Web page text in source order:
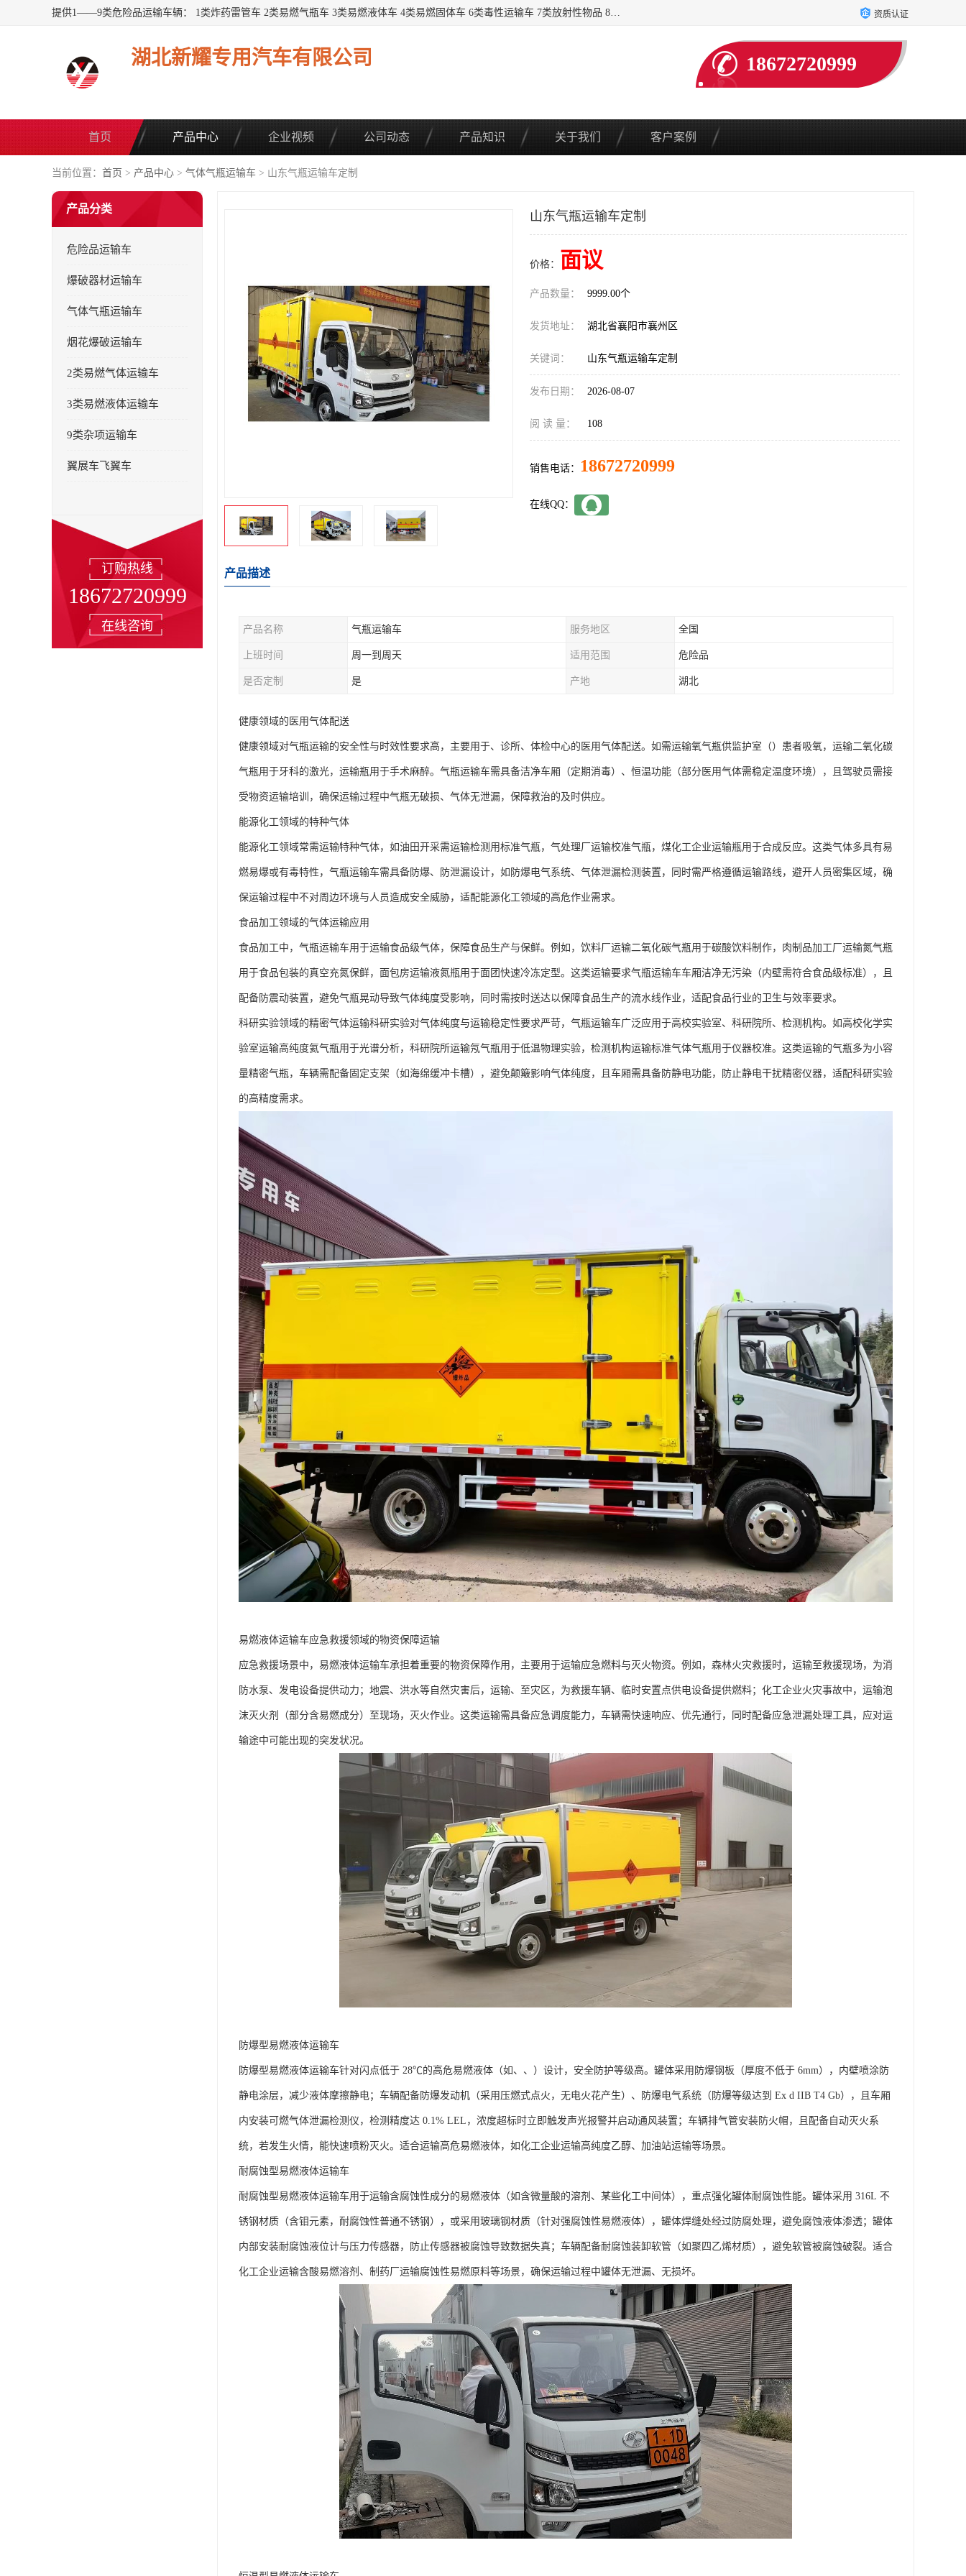
提供1——9类危险品运输车辆： 1类炸药雷管车 2类易燃气瓶车 3类易燃液体车 4类易燃固体车 6类毒性运输车 7类放射性物品 8类腐蚀性物品 9类杂项类物品 各类底盘，品种齐全。厂家直供，品质保证。 公告品种环保齐全，上牌无忧。 全国可送货上门，可分期，可*，可包牌。 详情可咨询: *（微信同号） 资质认证
湖北新耀专用汽车有限公司 18672720999
首页 产品中心 企业视频 公司动态 产品知识 关于我们 客户案例
当前位置： 首页 > 产品中心 > 气体气瓶运输车 > 山东气瓶运输车定制
产品分类
危险品运输车
爆破器材运输车
气体气瓶运输车
烟花爆破运输车
2类易燃气体运输车
3类易燃液体运输车
9类杂项运输车
翼展车飞翼车
订购热线
18672720999
在线咨询
山东气瓶运输车定制
价格： 面议
产品数量： 9999.00个
发货地址： 湖北省襄阳市襄州区
关键词： 山东气瓶运输车定制
发布日期： 2026-08-07
阅 读 量： 108
销售电话： 18672720999
在线QQ：
产品描述
产品名称 气瓶运输车 服务地区 全国
上班时间 周一到周天 适用范围 危险品
是否定制 是 产地 湖北
健康领域的医用气体配送​
健康领域对气瓶运输的安全性与时效性要求高，主要用于、诊所、体检中心的医用气体配送。如需运输氧气瓶供监护室（）患者吸氧，运输二氧化碳
气瓶用于牙科的激光，运输瓶用于手术麻醉。气瓶运输车需具备洁净车厢（定期消毒）、恒温功能（部分医用气体需稳定温度环境），且驾驶员需接
受物资运输培训，确保运输过程中气瓶无破损、气体无泄漏，保障救治的及时供应。​
能源化工领域的特种气体​
能源化工领域常需运输特种气体，如油田开采需运输检测用标准气瓶，气处理厂运输校准气瓶，煤化工企业运输瓶用于合成反应。这类气体多具有易
燃易爆或有毒特性，气瓶运输车需具备防爆、防泄漏设计，如防爆电气系统、气体泄漏检测装置，同时需严格遵循运输路线，避开人员密集区域，确
保运输过程中不对周边环境与人员造成安全威胁，适配能源化工领域的高危作业需求。​
食品加工领域的气体运输应用​
食品加工中，气瓶运输车用于运输食品级气体，保障食品生产与保鲜。例如，饮料厂运输二氧化碳气瓶用于碳酸饮料制作，肉制品加工厂运输氮气瓶
用于食品包装的真空充氮保鲜，面包房运输液氮瓶用于面团快速冷冻定型。这类运输要求气瓶运输车车厢洁净无污染（内壁需符合食品级标准），且
配备防震动装置，避免气瓶晃动导致气体纯度受影响，同时需按时送达以保障食品生产的流水线作业，适配食品行业的卫生与效率要求。​
科研实验领域的精密气体运输​科研实验对气体纯度与运输稳定性要求严苛，气瓶运输车广泛应用于高校实验室、科研院所、检测机构。如高校化学实
验室运输高纯度氦气瓶用于光谱分析，科研院所运输氖气瓶用于低温物理实验，检测机构运输标准气体气瓶用于仪器校准。这类运输的气瓶多为小容
量精密气瓶，车辆需配备固定支架（如海绵缓冲卡槽），避免颠簸影响气体纯度，且车厢需具备防静电功能，防止静电干扰精密仪器，适配科研实验
的高精度需求。​
易燃液体运输车应急救援领域的物资保障运输​
应急救援场景中，易燃液体运输车承担着重要的物资保障作用，主要用于运输应急燃料与灭火物资。例如，森林火灾救援时，运输至救援现场，为消
防水泵、发电设备提供动力；地震、洪水等自然灾害后，运输、至灾区，为救援车辆、临时安置点供电设备提供燃料；化工企业火灾事故中，运输泡
沫灭火剂（部分含易燃成分）至现场，灭火作业。这类运输需具备应急调度能力，车辆需快速响应、优先通行，同时配备应急泄漏处理工具，应对运
输途中可能出现的突发状况。
防爆型易燃液体运输车​
防爆型易燃液体运输车针对闪点低于 28℃的高危易燃液体（如、、）设计，安全防护等级高。罐体采用防爆钢板（厚度不低于 6mm），内壁喷涂防
静电涂层，减少液体摩擦静电；车辆配备防爆发动机（采用压燃式点火，无电火花产生）、防爆电气系统（防爆等级达到 Ex d IIB T4 Gb），且车厢
内安装可燃气体泄漏检测仪，检测精度达 0.1% LEL，浓度超标时立即触发声光报警并启动通风装置；车辆排气管安装防火帽，且配备自动灭火系
统，若发生火情，能快速喷粉灭火。适合运输高危易燃液体，如化工企业运输高纯度乙醇、加油站运输等场景。​
耐腐蚀型易燃液体运输车​
耐腐蚀型易燃液体运输车用于运输含腐蚀性成分的易燃液体（如含微量酸的溶剂、某些化工中间体），重点强化罐体耐腐蚀性能。罐体采用 316L 不
锈钢材质（含钼元素，耐腐蚀性普通不锈钢），或采用玻璃钢材质（针对强腐蚀性易燃液体），罐体焊缝处经过防腐处理，避免腐蚀液体渗透；罐体
内部安装耐腐蚀液位计与压力传感器，防止传感器被腐蚀导致数据失真；车辆配备耐腐蚀装卸软管（如聚四乙烯材质），避免软管被腐蚀破裂。适合
化工企业运输含酸易燃溶剂、制药厂运输腐蚀性易燃原料等场景，确保运输过程中罐体无泄漏、无损坏。​